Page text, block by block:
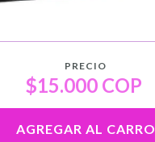
PRECIO
$15.000 COP
AGREGAR AL CARRO